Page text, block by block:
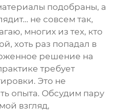
подобраны, а
не совсем так,
многих из тех, кто
хоть раз попадал в
решение на
требует
Это не
опыта. Обсудим пару
взгляд,